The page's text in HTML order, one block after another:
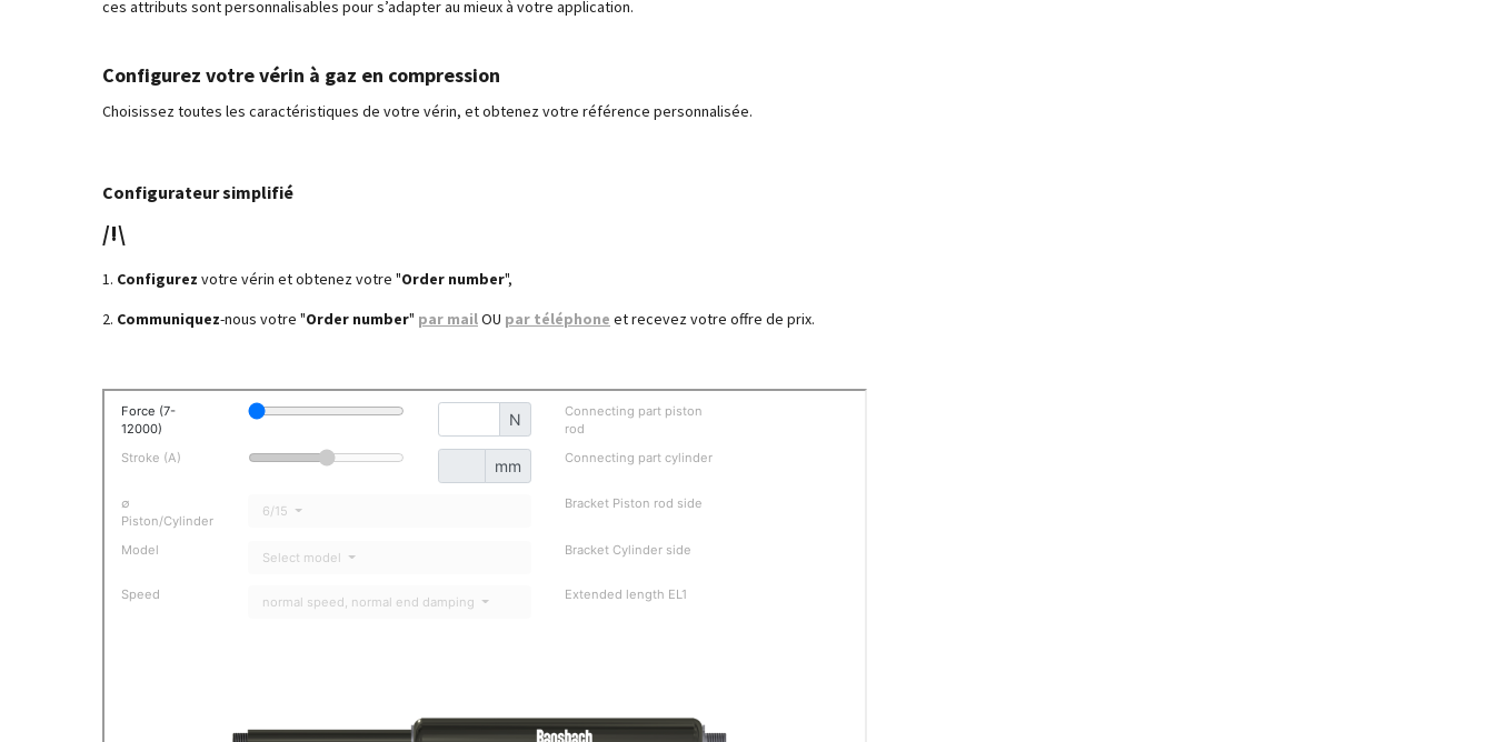
ces attributs sont personnalisables pour s’adapter au mieux à votre application.
Configurez votre vérin à gaz en compression
Choisissez toutes les caractéristiques de votre vérin, et obtenez votre référence personnalisée.
Configurateur simplifié
/!\
1. Configurez votre vérin et obtenez votre "Order number",
2. Communiquez-nous votre "Order number" par mailOU par téléphone etrecevez votre offre de prix.